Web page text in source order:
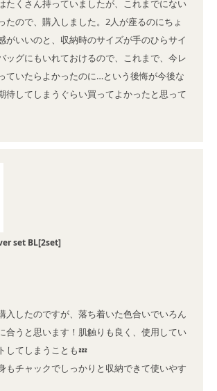
たくさん持っていましたが、これまでにない
たので、購入しました。2人が座るのにちょ
がいいのと、収納時のサイズが手のひらサイ
ッグにもいれておけるので、これまで、今レ
ていたらよかったのに…という後悔が今後な
待してしまうぐらい買ってよかったと思って
set BL[2set]
入したのですが、落ち着いた色合いでいろん
合うと思います！肌触りも良く、使用してい
してしまうことも💤
もチャックでしっかりと収納できて使いやす